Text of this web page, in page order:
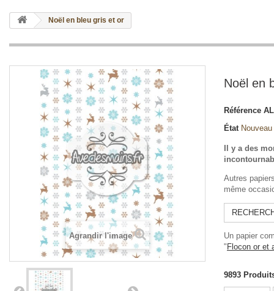
Noël en bleu gris et or
Agrandir l'image
Noël en
Référence
État Nouveau
Il y a des
Autres
même
Un papier
" Flocon or et
9893